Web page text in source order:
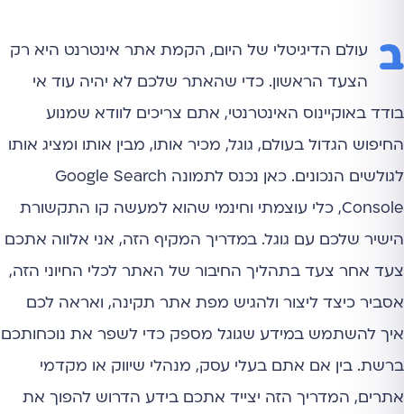
ב עולם הדיגיטלי של היום, הקמת אתר אינטרנט היא רק
הצעד הראשון. כדי שהאתר שלכם לא יהיה עוד אי
בודד באוקיינוס האינטרנטי, אתם צריכים לוודא שמנוע
החיפוש הגדול בעולם, גוגל, מכיר אותו, מבין אותו ומציג אותו
לגולשים הנכונים. כאן נכנס לתמונה Google Search
Console, כלי עוצמתי וחינמי שהוא למעשה קו התקשורת
הישיר שלכם עם גוגל. במדריך המקיף הזה, אני אלווה אתכם
צעד אחר צעד בתהליך החיבור של האתר לכלי החיוני הזה,
אסביר כיצד ליצור ולהגיש מפת אתר תקינה, ואראה לכם
איך להשתמש במידע שגוגל מספק כדי לשפר את נוכחותכם
ברשת. בין אם אתם בעלי עסק, מנהלי שיווק או מקדמי
אתרים, המדריך הזה יצייד אתכם בידע הדרוש להפוך את